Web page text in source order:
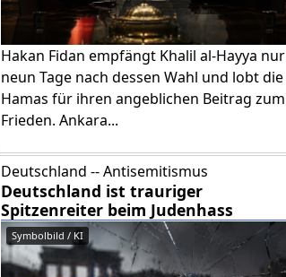
Hakan Fidan empfängt Khalil al-Hayya nur
neun Tage nach dessen Wahl und lobt die
Hamas für ihren angeblichen Beitrag zum
Frieden. Ankara...
Deutschland -- Antisemitismus
Deutschland ist trauriger
Spitzenreiter beim Judenhass
Symbolbild / KI